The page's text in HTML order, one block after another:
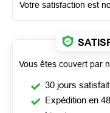
Votre satisfaction est
Vous êtes couvert par
30 jours
Expédition en